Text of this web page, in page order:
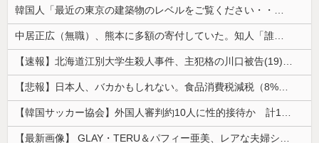
韓国人「最近の東京の建築物のレベルをご覧ください・・・」
中居正広（無職）、熊本に多額の寄付していた。知人「誰にも知られなくてもいい、と公表してない」
【速報】北海道江別大学生殺人事件、主犯格の川口被告(19)に無期懲役の判決
【悲報】日本人、バカかもしれない。食品消費税減税（8%→1%）に93.2%の国民が賛成してしまう
【韓国サッカー協会】外国人審判約10人に性的接待か 計1496回、約2億ウォン（約2200万円）
【最新画像】 GLAY・TERU＆パフィー亜美、レアな夫婦ショットを公開してしまう！